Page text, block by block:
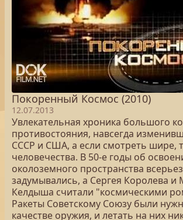
Покоренный Космос (2010)
12.07.2013
Увлекательная хроника большого
противостояния, навсегда
СССР и США, а если смотреть шире,
человечества. В 50-е годы об
околоземного пространства
задумывались, а Сергея Королева и
Келдыша считали "космическими
Ракеты Советскому Союзу были
качестве оружия, и летать на них